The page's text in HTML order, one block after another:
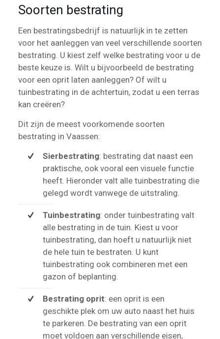
Soorten bestrating
Een bestratingsbedrijf is natuurlijk in te zetten
voor het aanleggen van veel verschillende soorten
bestrating. U kiest zelf welke bestrating voor u de
beste keuze is. Wilt u bijvoorbeeld de bestrating
voor een oprit laten aanleggen? Of wilt u
tuinbestrating in de achtertuin, zodat u een terras
kan creëren?
Dit zijn de meest voorkomende soorten
bestrating in Vaassen:
Sierbestrating: bestrating dat naast een
praktische, ook vooral een visuele functie
heeft. Hieronder valt alle tuinbestrating die
gelegd wordt vanwege de uitstraling.
Tuinbestrating: onder tuinbestrating valt
alle bestrating in de tuin. Kiest u voor
tuinbestrating, dan hoeft u natuurlijk niet
de hele tuin te bestraten. U kunt
tuinbestrating ook combineren met een
gazon of beplanting.
Bestrating oprit: een oprit is een
geschikte plek om uw auto naast het huis
te parkeren. De bestrating van een oprit
moet voldoen aan verschillende eisen,